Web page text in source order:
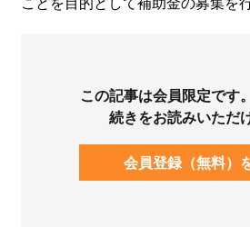
この記事は会員限定です
続きをお読みいただ
会員登録（無料）